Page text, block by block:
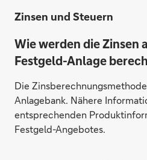
Avida Finans AB,
Zinsen und Steuern
Wie werden die Zinsen
Festgeld-Anlage
Die
Anlagebank. Nähere
entsprechenden
Festgeld-Angebotes.